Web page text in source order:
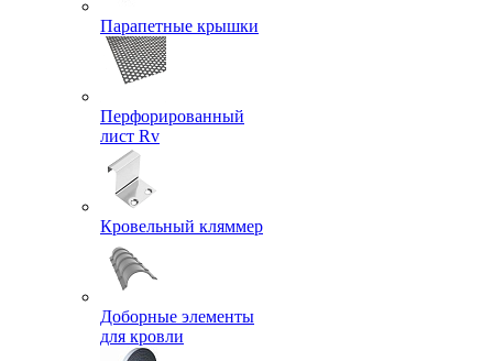
Парапетные крышки
Перфорированный
лист Rv
Кровельный кляммер
Доборные элементы
для кровли